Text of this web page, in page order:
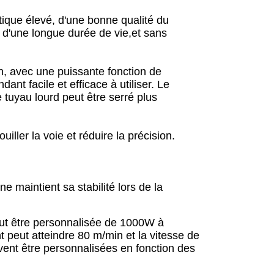
élevé, d'une bonne qualité du
longue durée de vie,et sans
avec une puissante fonction de
facile et efficace à utiliser. Le
lourd peut être serré plus
la voie et réduire la précision.
maintient sa stabilité lors de la
être personnalisée de 1000W à
peut atteindre 80 m/min et la vitesse de
être personnalisées en fonction des